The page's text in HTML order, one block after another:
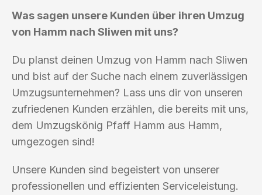
Was sagen unsere Kunden über ihren Umzug
von Hamm nach Sliwen mit uns?
Du planst deinen Umzug von Hamm nach Sliwen
und bist auf der Suche nach einem zuverlässigen
Umzugsunternehmen? Lass uns dir von unseren
zufriedenen Kunden erzählen, die bereits mit uns,
dem Umzugskönig Pfaff Hamm aus Hamm,
umgezogen sind!
Unsere Kunden sind begeistert von unserer
professionellen und effizienten Serviceleistung.